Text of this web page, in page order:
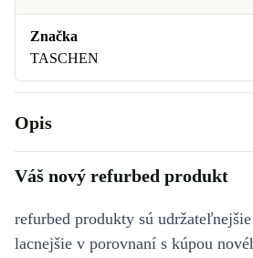
Značka
TASCHEN
Opis
Váš nový refurbed produkt
refurbed produkty sú
lacnejšie v porovnaní s kúpou